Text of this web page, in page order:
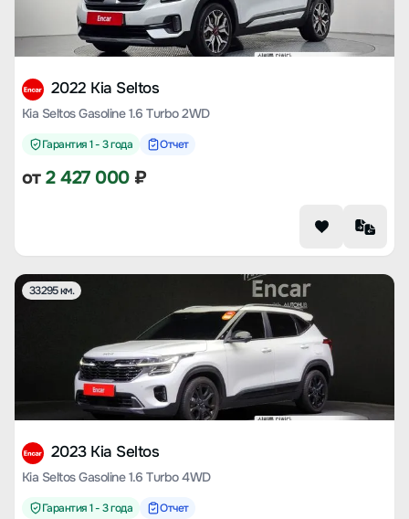
2022 Kia Seltos
Kia Seltos Gasoline 1.6 Turbo 2WD
Гарантия 1 - 3 года Отчет
от2 427 000₽
33295 км.
2023 Kia Seltos
Kia Seltos Gasoline 1.6 Turbo 4WD
Гарантия 1 - 3 года Отчет